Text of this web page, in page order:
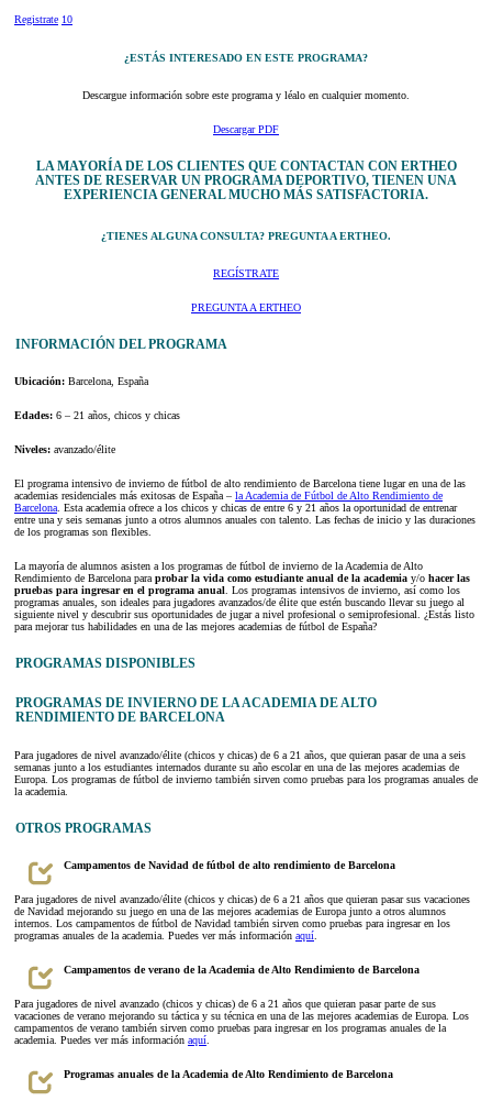
Registrate 10
¿ESTÁS INTERESADO EN ESTE PROGRAMA?
Descargue información sobre este programa y léalo en cualquier momento.
Descargar PDF
LA MAYORÍA DE LOS CLIENTES QUE CONTACTAN CON ERTHEO
ANTES DE RESERVAR UN PROGRAMA DEPORTIVO, TIENEN UNA
EXPERIENCIA GENERAL MUCHO MÁS SATISFACTORIA.
¿TIENES ALGUNA CONSULTA? PREGUNTA A ERTHEO.
REGÍSTRATE
PREGUNTA A ERTHEO
INFORMACIÓN DEL PROGRAMA
Ubicación: Barcelona, España
Edades: 6 – 21 años, chicos y chicas
Niveles: avanzado/élite
El programa intensivo de invierno de fútbol de alto rendimiento de Barcelona tiene lugar en una de las
academias residenciales más exitosas de España – la Academia de Fútbol de Alto Rendimiento de
Barcelona. Esta academia ofrece a los chicos y chicas de entre 6 y 21 años la oportunidad de entrenar
entre una y seis semanas junto a otros alumnos anuales con talento. Las fechas de inicio y las duraciones
de los programas son flexibles.
La mayoría de alumnos asisten a los programas de fútbol de invierno de la Academia de Alto
Rendimiento de Barcelona paraprobar la vida como estudiante anual de la academia y/o hacer las
pruebas para ingresar en el programa anual. Los programas intensivos de invierno, así como los
programas anuales, son ideales para jugadores avanzados/de élite que estén buscando llevar su juego al
siguiente nivel y descubrir sus oportunidades de jugar a nivel profesional o semiprofesional. ¿Estás listo
para mejorar tus habilidades en una de las mejores academias de fútbol de España?
PROGRAMAS DISPONIBLES
PROGRAMAS DE INVIERNO DE LA ACADEMIA DE ALTO
RENDIMIENTO DE BARCELONA
Para jugadores de nivel avanzado/élite (chicos y chicas) de 6 a 21 años, que quieran pasar de una a seis
semanas junto a los estudiantes internados durante su año escolar en una de las mejores academias de
Europa. Los programas de fútbol de invierno también sirven como pruebas para los programas anuales de
la academia.
OTROS PROGRAMAS
Campamentos de Navidad de fútbol de alto rendimiento de Barcelona
Para jugadores de nivel avanzado/élite (chicos y chicas) de 6 a 21 años que quieran pasar sus vacaciones
de Navidad mejorando su juego en una de las mejores academias de Europa junto a otros alumnos
internos. Los campamentos de fútbol de Navidad también sirven como pruebas para ingresar en los
programas anuales de la academia. Puedes ver más información aquí.
Campamentos de verano de la Academia de Alto Rendimiento de Barcelona
Para jugadores de nivel avanzado (chicos y chicas) de 6 a 21 años que quieran pasar parte de sus
vacaciones de verano mejorando su táctica y su técnica en una de las mejores academias de Europa. Los
campamentos de verano también sirven como pruebas para ingresar en los programas anuales de la
academia. Puedes ver más información aquí.
Programas anuales de la Academia de Alto Rendimiento de Barcelona